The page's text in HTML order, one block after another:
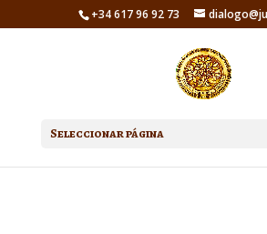
+34 617 96 92 73
Seleccionar página